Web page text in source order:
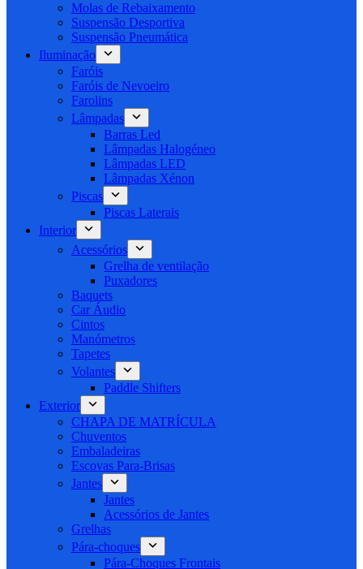
Molas de Rebaixamento
Suspensão Desportiva
Suspensão Pneumática
Iluminação
Faróis
Faróis de Nevoeiro
Farolins
Lâmpadas
Barras Led
Lâmpadas Halogéneo
Lâmpadas LED
Lâmpadas Xénon
Piscas
Piscas Laterais
Interior
Acessórios
Grelha de ventilação
Puxadores
Baquets
Car Áudio
Cintos
Manómetros
Tapetes
Volantes
Paddle Shifters
Exterior
CHAPA DE MATRÍCULA
Chuventos
Embaladeiras
Escovas Para-Brisas
Jantes
Jantes
Acessórios de Jantes
Grelhas
Pára-choques
Pára-Choques Frontais